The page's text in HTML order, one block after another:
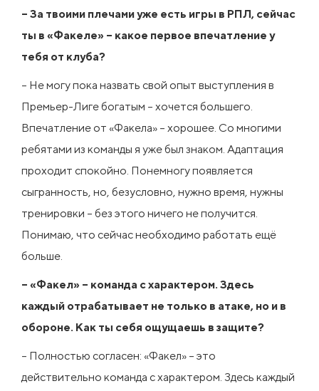
– За твоими плечами уже есть игры в РПЛ, сейчас
ты в «Факеле» – какое первое впечатление у
тебя от клуба?
– Не могу пока назвать свой опыт выступления в
Премьер-Лиге богатым – хочется большего.
Впечатление от «Факела» – хорошее. Со многими
ребятами из команды я уже был знаком. Адаптация
проходит спокойно. Понемногу появляется
сыгранность, но, безусловно, нужно время, нужны
тренировки – без этого ничего не получится.
Понимаю, что сейчас необходимо работать ещё
больше.
– «Факел» – команда с характером. Здесь
каждый отрабатывает не только в атаке, но и в
обороне. Как ты себя ощущаешь в защите?
– Полностью согласен: «Факел» – это
действительно команда с характером. Здесь каждый